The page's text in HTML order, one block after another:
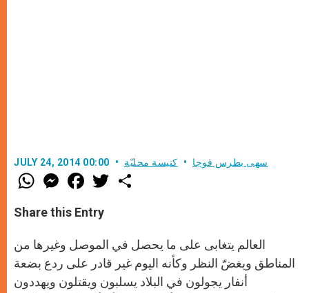
JULY 24, 2014 00:00 سهى بطرس قوجا كنيسة محليّة
W
h
t
s
p
p
M
e
s
e
e
r
F
a
e
b
k
w
Share this Entry
العالم يتغابى على ما يحصل في الموصل وغيرها من
المناطق ويغضّ النظر وكأنه اليوم غير قادر على ردع بضعة
أنفار يجولون في البلاد يسلبون ويقتلون ويهددون